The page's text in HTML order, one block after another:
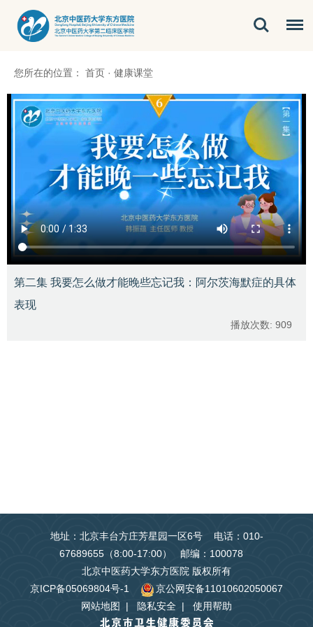
您所在的位置： 首页 · 健康课堂
第二集 我要怎么做才能晚些忘记我：阿尔茨海默症的具体
表现
播放次数: 909
地址：北京丰台方庄芳星园一区6号 电话：010-
67689655（8:00-17:00） 邮编：100078
北京中医药大学东方医院 版权所有
京ICP备05069804号-1
京公网安备11010602050067
网站地图
| 隐私安全 | 使用帮助